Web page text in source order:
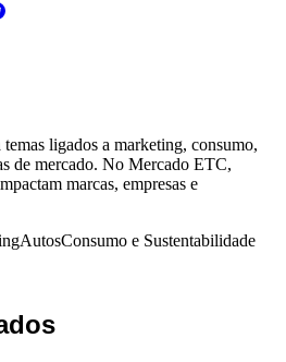
ligados a marketing, consumo,
de mercado. No Mercado ETC,
marcas, empresas e
AutosConsumo e Sustentabilidade